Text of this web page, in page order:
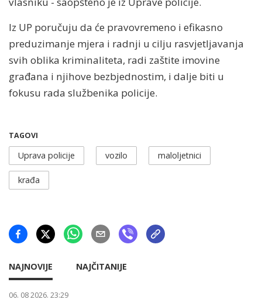
Iz UP poručuju da će pravovremeno i efikasno
preduzimanje mjera i radnji u cilju rasvjetljavanja
svih oblika kriminaliteta, radi zaštite imovine
građana i njihove bezbjednostim, i dalje biti u
fokusu rada službenika policije.
TAGOVI
Uprava policije vozilo maloljetnici
krađa
NAJNOVIJE NAJČITANIJE
06. 08 2026. 23:29